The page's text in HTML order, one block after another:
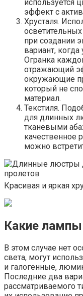
используется
эффект с
Хрусталя.
при создании
вариант,
Огранка
отражающий
окружающие
который не
материал.
Текстиля.
для длинных
тканевыми
качественное
можно
Красивая и яркая
Какие
В этом случае нет
света, могут
и галогенные,
Последние два
рассматриваемого